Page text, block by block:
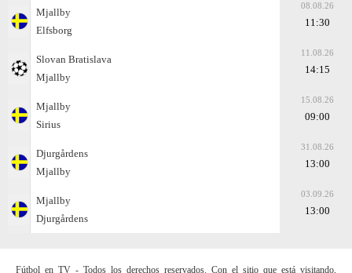
Mjallby
Elfsborg
08.08.26
11:30
Slovan Bratislava
Mjallby
11.08.26
14:15
Mjallby
Sirius
15.08.26
09:00
Djurgårdens
Mjallby
31.08.26
13:00
Mjallby
Djurgårdens
03.09.26
13:00
Fútbol en TV - Todos los derechos reservados. Con el sitio que está visitando,